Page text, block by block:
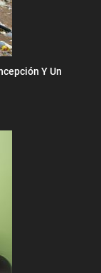
Y Un